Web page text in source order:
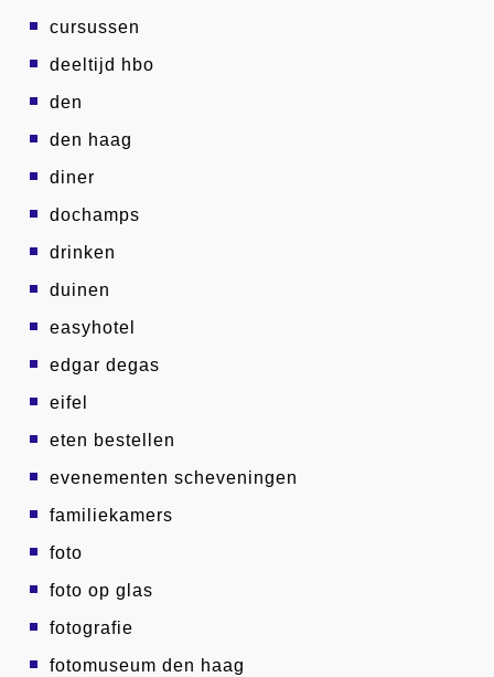
cursussen
deeltijd hbo
den
den haag
diner
dochamps
drinken
duinen
easyhotel
edgar degas
eifel
eten bestellen
evenementen scheveningen
familiekamers
foto
foto op glas
fotografie
fotomuseum den haag